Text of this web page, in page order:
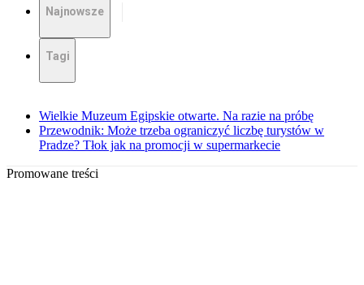
Najnowsze
Tagi
Wielkie Muzeum Egipskie otwarte. Na razie na próbę
Przewodnik: Może trzeba ograniczyć liczbę turystów w
Pradze? Tłok jak na promocji w supermarkecie
Promowane treści